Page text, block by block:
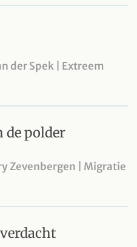
der Spek | Extreem
de polder
Zevenbergen | Migratie